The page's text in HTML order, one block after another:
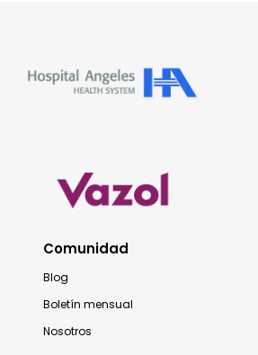
Comunidad
Blog
Boletín mensual
Nosotros